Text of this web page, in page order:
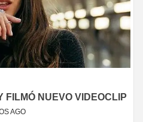
FILMÓ NUEVO VIDEOCLIP
AGO